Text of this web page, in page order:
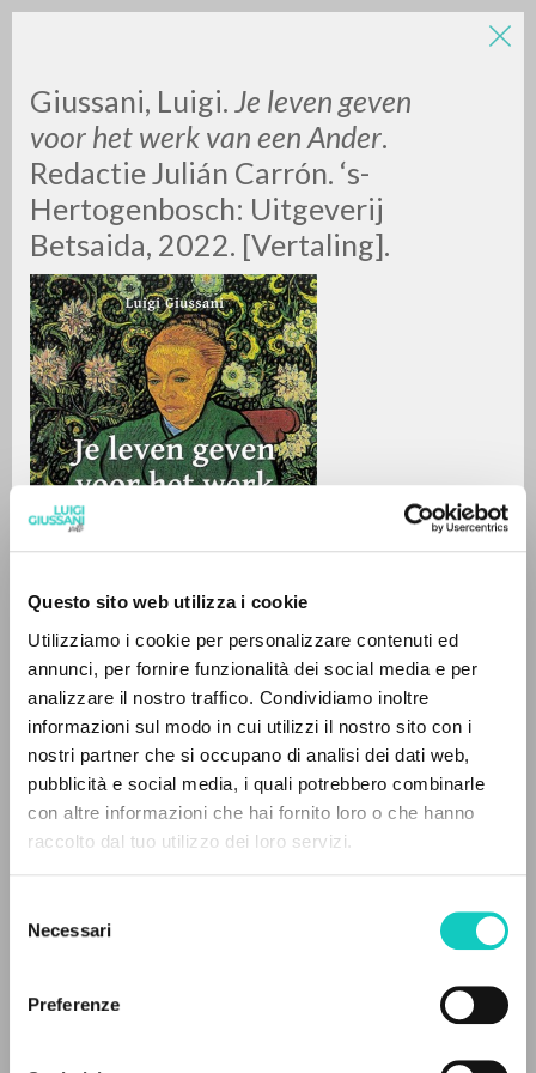
Questo sito web utilizza i cookie
Utilizziamo i cookie per personalizzare contenuti ed
annunci, per fornire funzionalità dei social media e per
analizzare il nostro traffico. Condividiamo inoltre
informazioni sul modo in cui utilizzi il nostro sito con i
nostri partner che si occupano di analisi dei dati web,
pubblicità e social media, i quali potrebbero combinarle
con altre informazioni che hai fornito loro o che hanno
raccolto dal tuo utilizzo dei loro servizi.
delNecessari
Preferenze
Giussani, Luigi. Je leven geven
voor het werk van een Ander.
Redactie Julián Carrón. ‘s-
Hertogenbosch: Uitgeverij
Betsaida, 2022. [Vertaling].
Carrón JuliánCuratore e Prefatore
Giussani LuigiAutore
Uitgeverij Betsaida
Pagine: 256
LUIGI
GIUSSANI
scritti
0DOCUMENTI TROVATI
RISULTATI SUCCESSIVI